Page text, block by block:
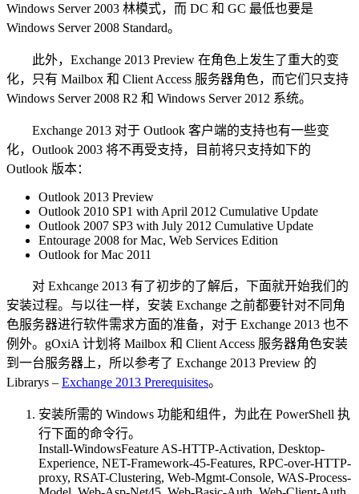
Windows Server 2003 林模式，而 DC 和 GC 最低也要是
Windows Server 2008 Standard。
此外，Exchange 2013 Preview 在角色上发生了重大的变
化，只有 Mailbox 和 Client Access 服务器角色，而它们只支持
Windows Server 2008 R2 和 Windows Server 2012 系统。
Exchange 2013 对于 Outlook 客户端的支持也有一些变
化，Outlook 2003 将不再受支持，目前将只支持如下的
Outlook 版本：
Outlook 2013 Preview
Outlook 2010 SP1 with April 2012 Cumulative Update
Outlook 2007 SP3 with July 2012 Cumulative Update
Entourage 2008 for Mac, Web Services Edition
Outlook for Mac 2011
对 Exhcange 2013 有了初步的了解后，下面就开始我们的
安装过程。与以往一样，安装 Exchange 之前都要针对不同角
色服务器进行软件需求方面的准备，对于 Exchange 2013 也不
例外。gOxiA 计划将 Mailbox 和 Client Access 服务器角色安装
到一台服务器上，所以参考了 Exchange 2013 Preview 的
Librarys – Exchange 2013 Prerequisites。
安装所需的 Windows 功能和组件，为此在 PowerShell 执
行下面的命令行。
Install-WindowsFeature AS-HTTP-Activation, Desktop-
Experience, NET-Framework-45-Features, RPC-over-HTTP-
proxy, RSAT-Clustering, Web-Mgmt-Console, WAS-Process-